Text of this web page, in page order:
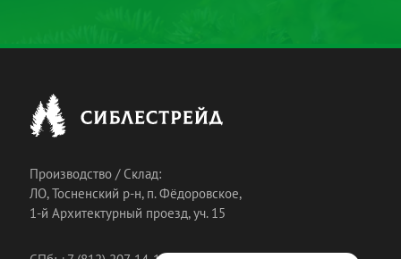
Производство / Склад:
ЛО, Тосненский р-н, п. Фёдоровское,
1-й Архитектурный проезд, уч. 15